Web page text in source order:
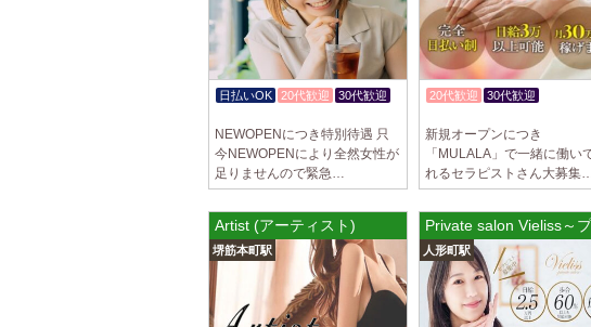
日払いOK 20代歓迎
30代歓迎
NEWOPENにつき特別待遇 只
今NEWOPENにより全然女性が
足りませんので緊急…
20代歓迎
30代歓迎
新規オープンにつき
「MULALA」で一緒に働い
れるセラピストさん大募集
Artist (アーティスト)
堺筋本町駅
Private salon Vieliss～
人形町駅